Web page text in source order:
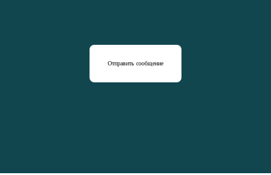
Отправить сообщение